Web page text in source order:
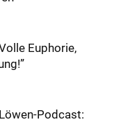
Euphorie,
Podcast: